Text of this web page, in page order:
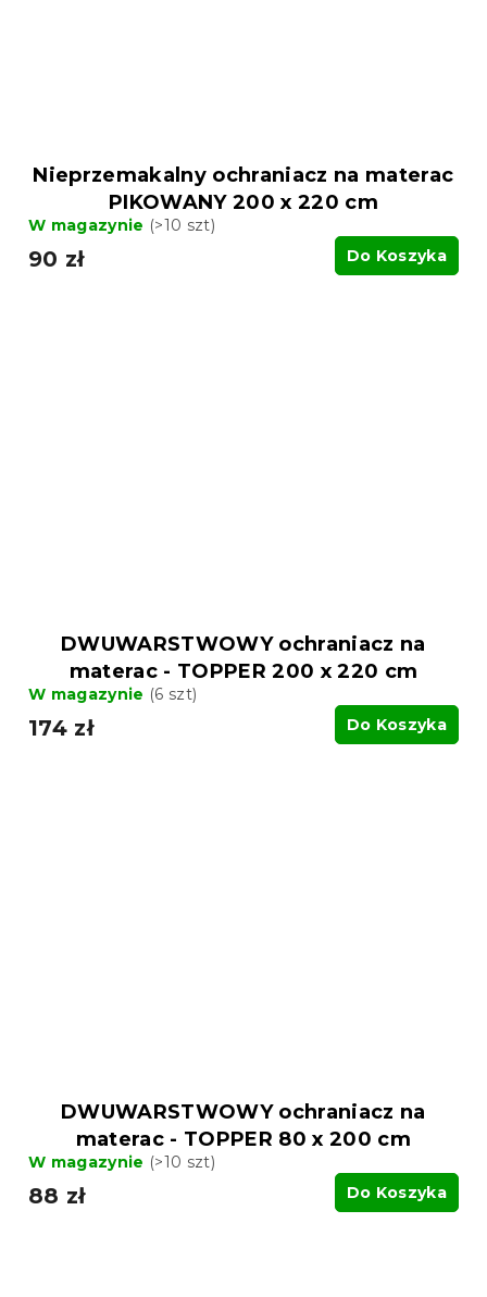
Nieprzemakalny ochraniacz na materac
PIKOWANY 200 x 220 cm
W magazynie (>10 szt)
90 zł Do Koszyka
DWUWARSTWOWY ochraniacz na
materac - TOPPER 200 x 220 cm
W magazynie (6 szt)
174 zł Do Koszyka
DWUWARSTWOWY ochraniacz na
materac - TOPPER 80 x 200 cm
W magazynie (>10 szt)
88 zł Do Koszyka